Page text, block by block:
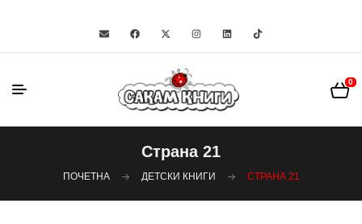
0
Страна 21
ПОЧЕТНА ДЕТСКИ КНИГИ СТРАНА 21